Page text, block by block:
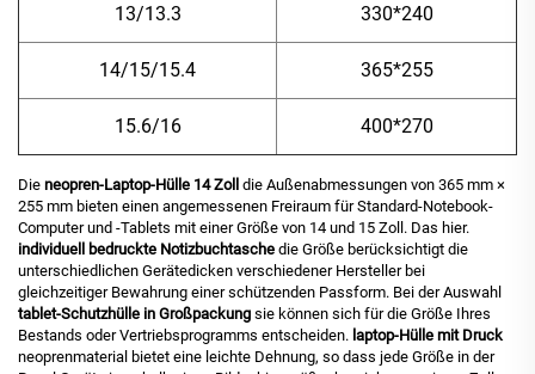
13/13.3 330*240
14/15/15.4 365*255
15.6/16 400*270
Die neopren-Laptop-Hülle 14 Zoll die Außenabmessungen von 365 mm ×
255 mm bieten einen angemessenen Freiraum für Standard-Notebook-
Computer und -Tablets mit einer Größe von 14 und 15 Zoll. Das hier.
individuell bedruckte Notizbuchtasche die Größe berücksichtigt die
unterschiedlichen Gerätedicken verschiedener Hersteller bei
gleichzeitiger Bewahrung einer schützenden Passform. Bei der Auswahl
tablet-Schutzhülle in Großpackung sie können sich für die Größe Ihres
Bestands oder Vertriebsprogramms entscheiden. laptop-Hülle mit Druck
neoprenmaterial bietet eine leichte Dehnung, so dass jede Größe in der